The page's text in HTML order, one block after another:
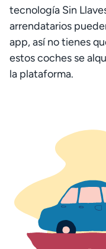
tecnología Sin
arrendatarios
app, así no tienes
estos coches se
la plataforma.